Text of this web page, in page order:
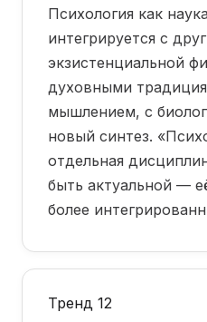
Психология как
интегрируется с
экзистенциальной
духовными
мышлением, с
новый синтез.
отдельная
быть актуальной —
более
Тренд 12